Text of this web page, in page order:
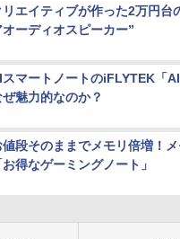
リエイティブが作った2万円台
オーディオスピーカー”
マートノートのiFLYTEK「
ぜ魅力的なのか？
値段そのままでメモリ倍増！
お得なゲーミングノート」